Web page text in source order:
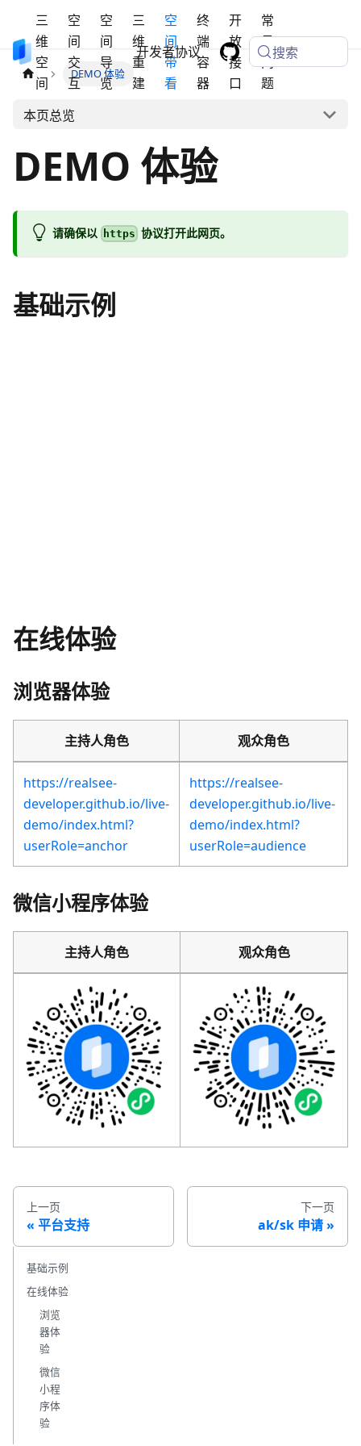
三
维
空
间
空
间
交
互
空
间
导
览
三
维
重
建
空
间
带
看
终
端
容
器
开
放
接
口
常
见
问
题
开发者协议 搜索
DEMO 体验
本页总览
DEMO 体验
请确保以 https 协议打开此网页。
基础示例
在线体验
浏览器体验
主持人角色 观众角色
https://realsee-
developer.github.io/live-
demo/index.html?
userRole=anchor
https://realsee-
developer.github.io/live-
demo/index.html?
userRole=audience
微信小程序体验
主持人角色 观众角色
上一页
平台支持
下一页
ak/sk 申请
基础示例
在线体验
浏览
器体
验
微信
小程
序体
验